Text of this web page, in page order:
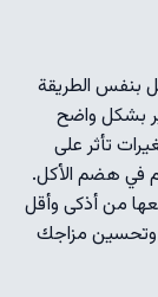
بنفس الطريقة
بشكل واضح
تأثر على
في هضم الأكل.
من أذكى وأقل
وتحسين مزاجك